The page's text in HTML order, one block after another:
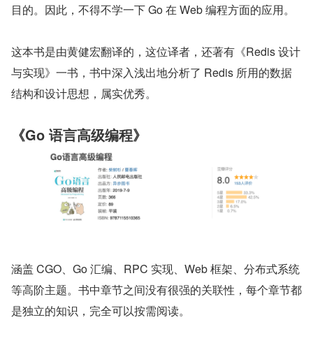
目的。因此，不得不学一下 Go 在 Web 编程方面的应用。
这本书是由黄健宏翻译的，这位译者，还著有《Redis 设计
与实现》一书，书中深入浅出地分析了 Redis 所用的数据
结构和设计思想，属实优秀。
《Go 语言高级编程》
涵盖 CGO、Go 汇编、RPC 实现、Web 框架、分布式系统
等高阶主题。书中章节之间没有很强的关联性，每个章节都
是独立的知识，完全可以按需阅读。